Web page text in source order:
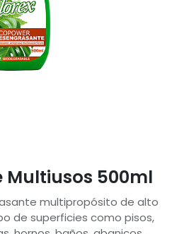
Multiusos 500ml
multipropósito de alto
de superficies como pisos,